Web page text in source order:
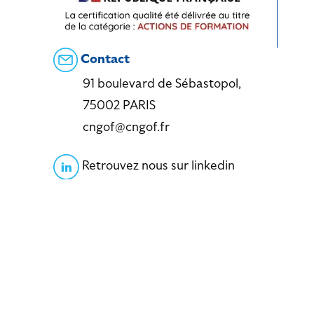
Contact
91 boulevard de Sébastopol,
75002 PARIS
cngof@cngof.fr
Retrouvez nous sur linkedin